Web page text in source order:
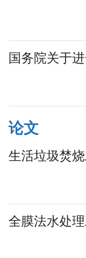
论文
生活垃圾焚
全膜法水处